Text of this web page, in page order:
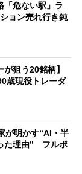
「危ない駅」ラ
ョン売れ行き鈍
が狙う20銘柄】
歳現役トレーダ
が明かす“AI・半
た理由” フルポ